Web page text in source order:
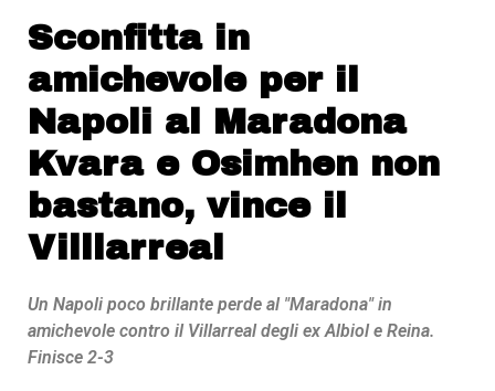
Sconfitta in
amichevole per il
Napoli al Maradona
Kvara e Osimhen non
bastano, vince il
Villlarreal
Un Napoli poco brillante perde al "Maradona" in
amichevole contro il Villarreal degli ex Albiol e Reina.
Finisce 2-3